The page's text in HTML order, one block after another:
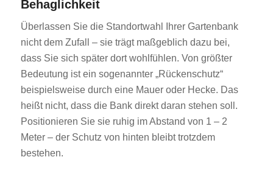
Behaglichkeit
Überlassen Sie die Standortwahl Ihrer Gartenbank
nicht dem Zufall – sie trägt maßgeblich dazu bei,
dass Sie sich später dort wohlfühlen. Von größter
Bedeutung ist ein sogenannter „Rückenschutz“
beispielsweise durch eine Mauer oder Hecke. Das
heißt nicht, dass die Bank direkt daran stehen soll.
Positionieren Sie sie ruhig im Abstand von 1 – 2
Meter – der Schutz von hinten bleibt trotzdem
bestehen.